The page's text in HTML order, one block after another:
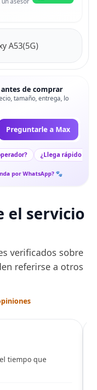
A53(5G)
de comprar
tamaño, entrega, lo
Preguntarle a Max
¿Llega rápido a
por WhatsApp? 🐾
el servicio
verificados sobre
referirse a otros
tiempo que